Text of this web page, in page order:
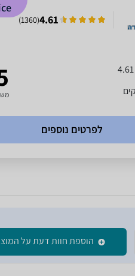
4.61
(
1360
)
לפרטים נוספים
הוספת חוות דעת על